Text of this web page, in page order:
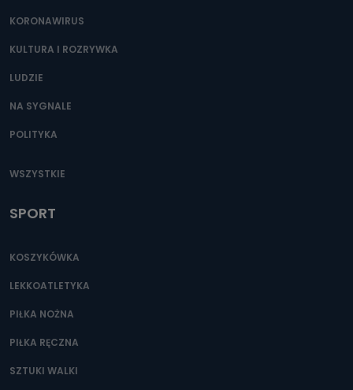
KORONAWIRUS
KULTURA I ROZRYWKA
LUDZIE
NA SYGNALE
POLITYKA
WSZYSTKIE
SPORT
KOSZYKÓWKA
LEKKOATLETYKA
PIŁKA NOŻNA
PIŁKA RĘCZNA
SZTUKI WALKI